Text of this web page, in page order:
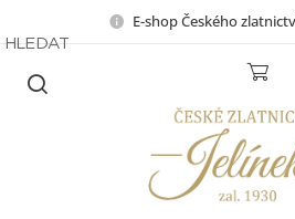
E-shop Českého
HLEDAT